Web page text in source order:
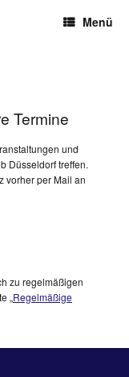
Menü
Termine
und
Düsseldorf treffen.
vorher per Mail an
zu regelmäßigen
„Regelmäßige